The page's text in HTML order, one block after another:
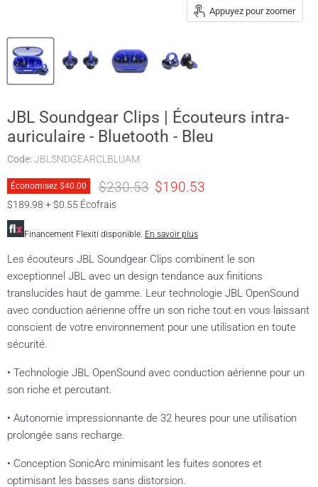
Appuyez pour zoomer
JBL Soundgear Clips | Écouteurs intra-
auriculaire - Bluetooth - Bleu
Code:JBLSNDGEARCLBLUAM
Économisez $40.00 Prix original
$230.53 Prix actuel
$190.53
$189.98 + $0.55 Écofrais
Financement Flexiti disponible. En savoir plus
Les écouteurs JBL Soundgear Clips combinent le son
exceptionnel JBL avec un design tendance aux finitions
translucides haut de gamme. Leur technologie JBL OpenSound
avec conduction aérienne offre un son riche tout en vous laissant
conscient de votre environnement pour une utilisation en toute
sécurité.
• Technologie JBL OpenSound avec conduction aérienne pour un
son riche et percutant.
• Autonomie impressionnante de 32 heures pour une utilisation
prolongée sans recharge.
• Conception SonicArc minimisant les fuites sonores et
optimisant les basses sans distorsion.